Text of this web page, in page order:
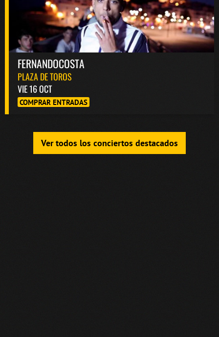
FERNANDOCOSTA
PLAZA DE TOROS
VIE 16 OCT
COMPRAR ENTRADAS
Ver todos los conciertos destacados